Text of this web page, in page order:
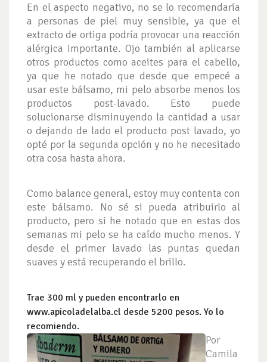
En el aspecto negativo, no se lo recomendaría
a personas de piel muy sensible, ya que el
extracto de ortiga podría provocar una reacción
alérgica importante. Ojo también al aplicarse
otros productos como aceites para el cabello,
ya que he notado que desde que empecé a
usar este bálsamo, mi pelo absorbe menos los
productos post-lavado. Esto puede
solucionarse disminuyendo la cantidad a usar
o dejando de lado el producto post lavado, yo
opté por la segunda opción y no he necesitado
otra cosa hasta ahora.
Como balance general, estoy muy contenta con
este bálsamo. No sé si pueda atribuirlo al
producto, pero si he notado que en estas dos
semanas mi pelo se ha caído mucho menos. Y
desde el primer lavado las puntas quedan
suaves y está recuperando el brillo.
Trae 300 ml y pueden encontrarlo en
www.apicoladelalba.cl desde 5200 pesos. Yo lo
recomiendo.
Por
Camila